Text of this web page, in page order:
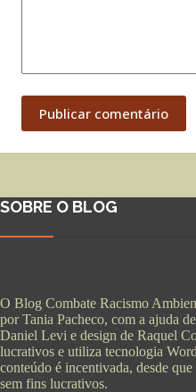
Publicar comentário
SOBRE O BLOG
O Blog Combate Racismo
por Tania Pacheco, com a ajuda
Daniel Levi e design de Raquel
lucrativos e utiliza tecnologia
conteúdo é incentivada, desde
sem fins lucrativos.